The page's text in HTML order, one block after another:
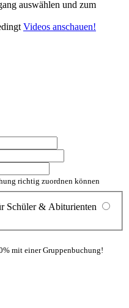
auswählen und zum
Videos anschauen!
richtig zuordnen können
Schüler & Abiturienten
mit einer Gruppenbuchung!